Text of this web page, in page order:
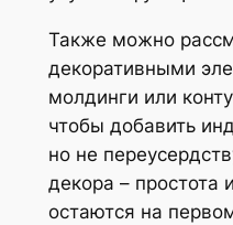
Также можно
декоративными
молдинги или
чтобы добавить
но не
декора – простота
остаются на